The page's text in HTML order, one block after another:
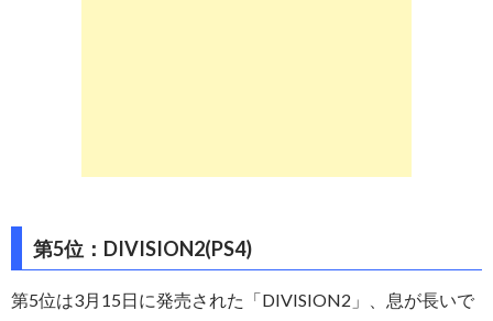
第5位：DIVISION2(PS4)
第5位は3月15日に発売された「DIVISION2」、息が長いで